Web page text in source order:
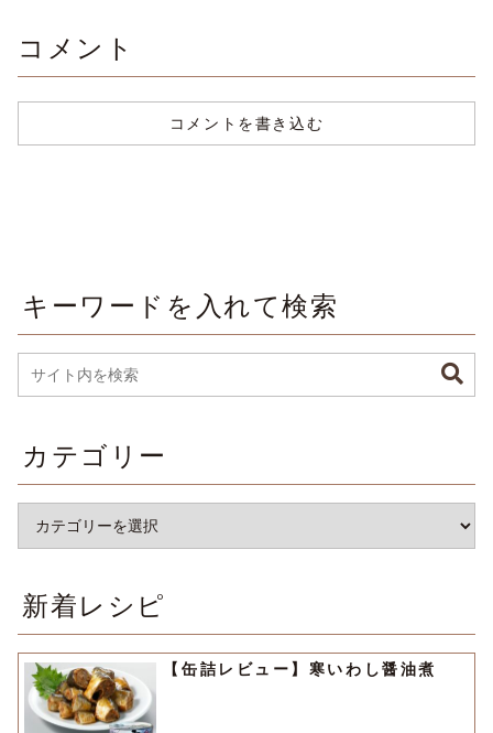
コメント
コメントを書き込む
キーワードを入れて検索
カテゴリー
新着レシピ
【缶詰レビュー】寒いわし醤油煮